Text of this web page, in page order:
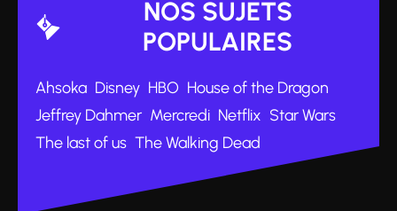
NOS SUJETS
POPULAIRES
Ahsoka Disney HBO House of the Dragon
Jeffrey Dahmer Mercredi Netflix Star Wars
The last of us The Walking Dead